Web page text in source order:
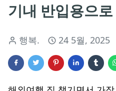
기내 반입용으
행복. 24 5월, 2025